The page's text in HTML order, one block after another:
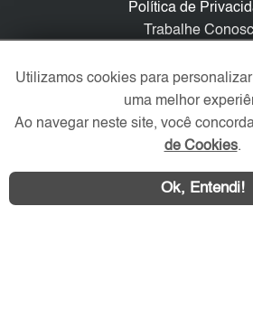
Política de
Trabalhe
Verificada por
Redes Sociais
Utilizamos cookies para
uma melhor
Ao navegar neste site, você
de Cookies.
Ok, Entendi!